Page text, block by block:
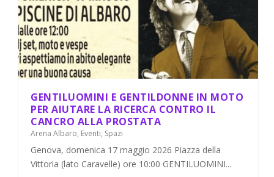
GENTILUOMINI E GENTILDONNE IN MOTO
PER AIUTARE LA RICERCA CONTRO IL
CANCRO ALLA PROSTATA
Arena Albaro, Eventi, Spazi
Genova, domenica 17 maggio 2026 Piazza della
Vittoria (lato Caravelle) ore 10:00 GENTILUOMINI...